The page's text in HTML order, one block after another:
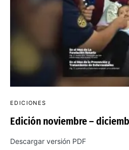
EDICIONES
Edición noviembre –
Descargar versión PDF